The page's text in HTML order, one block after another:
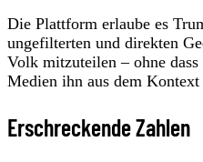
Die Plattform erlaube es
ungefilterten und direkten
Volk mitzuteilen – ohne
Medien ihn aus dem Kontext
Erschreckende Zahlen